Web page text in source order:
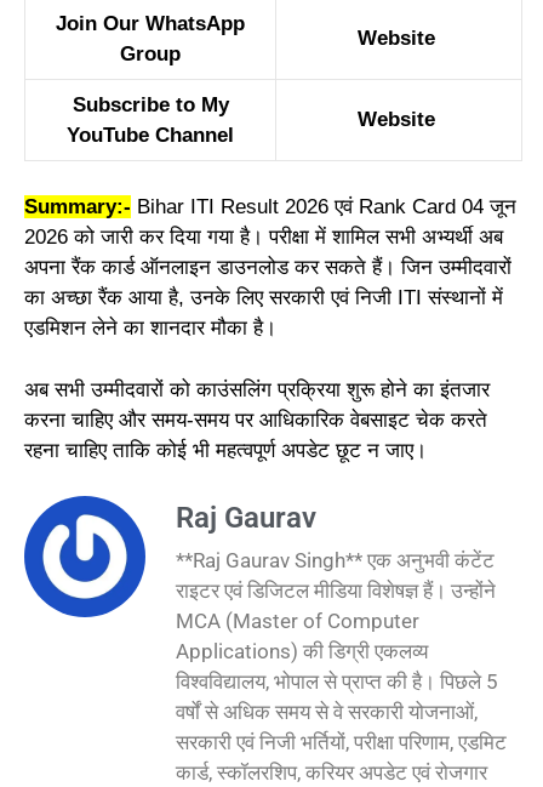
Join Our WhatsApp
Group
Website
Subscribe to My
YouTube Channel
Website
Summary:- Bihar ITI Result 2026 एवं Rank Card 04 जून
2026 को जारी कर दिया गया है। परीक्षा में शामिल सभी अभ्यर्थी अब
अपना रैंक कार्ड ऑनलाइन डाउनलोड कर सकते हैं। जिन उम्मीदवारों
का अच्छा रैंक आया है, उनके लिए सरकारी एवं निजी ITI संस्थानों में
एडमिशन लेने का शानदार मौका है।
अब सभी उम्मीदवारों को काउंसलिंग प्रक्रिया शुरू होने का इंतजार
करना चाहिए और समय-समय पर आधिकारिक वेबसाइट चेक करते
रहना चाहिए ताकि कोई भी महत्वपूर्ण अपडेट छूट न जाए।
Raj Gaurav
**Raj Gaurav Singh** एक अनुभवी कंटेंट
राइटर एवं डिजिटल मीडिया विशेषज्ञ हैं। उन्होंने
MCA (Master of Computer
Applications) की डिग्री एकलव्य
विश्वविद्यालय, भोपाल से प्राप्त की है। पिछले 5
वर्षों से अधिक समय से वे सरकारी योजनाओं,
सरकारी एवं निजी भर्तियों, परीक्षा परिणाम, एडमिट
कार्ड, स्कॉलरशिप, करियर अपडेट एवं रोजगार